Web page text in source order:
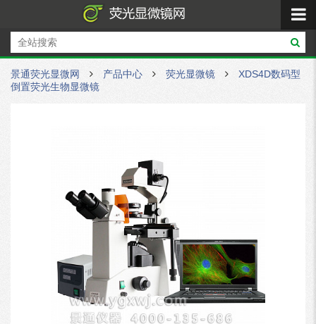
景通荧光显微网 产品中心 荧光显微镜
XDS4D数码型
倒置荧光生物显微镜